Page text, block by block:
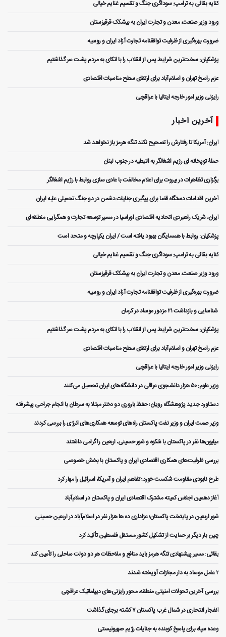
کنایه بقائی به ترامپ: سوداگری جنگ و تقسیم غنایم خیالی
ورود وزیر صنعت، معدن و تجارت ایران به بیشکک قرقیزستان
ضرورت بهره‌گیری از ظرفیت توافقنامه تجارت آزاد ایران و روسیه
پزشکیان: سخت‌ترین شرایط پس از انقلاب را با اتکای به مردم پشت سر گذاشتیم
عزم راسخ تهران و اسلام‌آباد برای ارتقای سطح مناسبات اقتصادی
رایزنی وزیر امور خارجه ایتالیا با عراقچی
آخرین اخبار
ایران: آمریکا تا رفتارش را تصحیح نکند تنگه هرمز باز نخواهد شد
حملۀ توپخانه ای رژیم اشغالگر به النبطیه در جنوب لبنان
برگزاری تظاهرات در بیروت برای اعلام مخالفت با عادی سازی روابط با رژیم اشغالگر
آخرین اقدامات دستگاه قضا برای پیگیری جنایات دشمن در دو جنگ تحمیلی علیه ایران
ایران، شریک راهبردی اتحادیه اقتصادی اوراسیا در مسیر توسعه تجارت و همگرایی منطقه‌ای
پزشکیان: روابط با همسایگان بهبود یافته است / ایران یکپارچه و متحد است
کنایه بقائی به ترامپ: سوداگری جنگ و تقسیم غنایم خیالی
ورود وزیر صنعت، معدن و تجارت ایران به بیشکک قرقیزستان
ضرورت بهره‌گیری از ظرفیت توافقنامه تجارت آزاد ایران و روسیه
️ شناسایی و بازداشت ۲۱ مزدور موساد در کرمان
پزشکیان: سخت‌ترین شرایط پس از انقلاب را با اتکای به مردم پشت سر گذاشتیم
عزم راسخ تهران و اسلام‌آباد برای ارتقای سطح مناسبات اقتصادی
رایزنی وزیر امور خارجه ایتالیا با عراقچی
وزیر علوم: ۵۰ هزار دانشجوی عراقی در دانشگاه‌های ایران تحصیل می‌کنند
دستاورد جدید پژوهشگاه رویان؛ حفظ باروری دو دختر مبتلا به سرطان با انجام جراحی پیشرفته
وزیر صمت ایران و وزیر نفت پاکستان راه‌های توسعه همکاری‌های انرژی را بررسی کردند
میلیون‌ها نفر در پاکستان با شکوه و شور حسینی، اربعین را گرامی داشتند
بررسی ظرفیت‌های همکاری اقتصادی ایران و پاکستان با بخش خصوصی
طرح نابودی مقاومت شکست خورد؛ تفاهم ایران و آمریکا، اسرائیل را مهار کرد
آغاز دهمین اجلاس کمیته مشترک اقتصادی ایران و پاکستان در اسلام‌آباد
شور اربعین در پایتخت پاکستان؛ عزاداری ده ها هزار نفر در اسلام‌آباد در اربعین حسینی
چین بار دیگر بر حمایت از تشکیل کشور مستقل فلسطین تأکید کرد
بقائی: مسیر پیشنهادی تنگه هرمز باید منافع و ملاحظات هر دو دولت ساحلی را تأمین کند
۲ عامل موساد به دار مجازات آویخته شدند
بررسی آخرین تحولات امنیتی منطقه، محور رایزنی‌های دیپلماتیک عراقچی
انفجار انتحاری در شمال غرب پاکستان ۷ کشته برجای گذاشت
وعده سپاه برای پاسخ کوبنده به جنایات رژیم صهیونیستی